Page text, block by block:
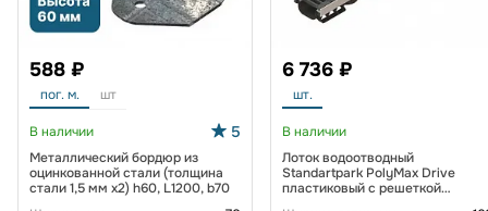
588 ₽
пог. м. шт
В наличии 5
Металлический бордюр из
оцинкованной стали (толщина
стали 1,5 мм x2) h60, L1200, b70
6 736 ₽
шт.
В наличии
Лоток водоотводный
Standartpark PolyMax Drive
пластиковый с решеткой